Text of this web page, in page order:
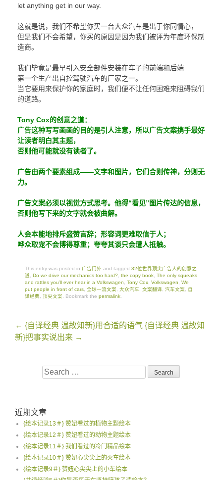
let anything get in our way.
这就是说，我们不希望你买一台大众汽车是出于你同情心，
但是我们不会希望，你买的原因是因为我们被评为年度环保制
造商。
我们毕竟是最早引入安全部件安装在车子的前端和后端
第一个生产出自控驾驶汽车的厂家之一。
当它要用来保护你的家庭时，我们便不让任何困难来阻碍我们
的道路。
Tony Cox的创意之道：
广告这种写写画画的目的是引人注意，所以广告文案携手最好
让读者明白其主题，
否则他可能就没有读者了。
广告由两个要素组成——文字和图片，它们合则传神，分则无
力。
广告文案必须以视觉方式思考。他得“看见”图片传达的信息，
否则他写下来的文字就会被曲解。
人会本能地排斥盛赞言辞；形容词更难取信于人；
哗众取宠不会博得尊重；夸夸其谈只会遭人抵触。
This entry was posted in 广告门外 and tagged 32位世界顶尖广告人的创意之
道, Do we drive our mechanics too hard?, the copy book, The only squeaks
and rattles you’ll ever hear in a Volkswagen, Tony Cox, Volkswagen, We
put people in front of cars, 全球一流文案, 大众汽车, 文案翻译, 汽车文案, 自
译经典, 顶尖文案. Bookmark the permalink.
navigation
← {自译经典 温故知新}用合适的语气 {自译经典 温故知
新}把事实说出来 →
Search
近期文章
{绘本记录13＃} 赞妞看过的植物主题绘本
{绘本记录12＃} 赞妞看过的动物主题绘本
{绘本记录11＃} 我们看过的冷门精品绘本
{绘本记录10＃} 赞妞心尖尖上的火车绘本
{绘本记录9＃} 赞妞心尖尖上的小车绘本